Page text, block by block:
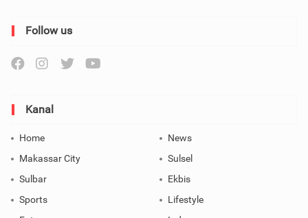
Follow us
Kanal
Home
News
Makassar City
Sulsel
Sulbar
Ekbis
Sports
Lifestyle